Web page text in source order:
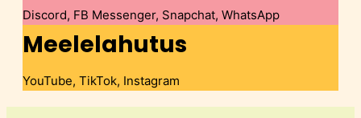
Discord, FB Messenger, Snapchat, WhatsApp
Meelelahutus
YouTube, TikTok, Instagram